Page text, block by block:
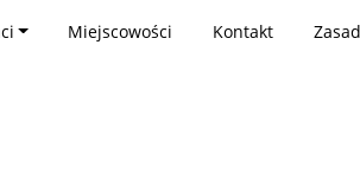
Miejscowości Kontakt